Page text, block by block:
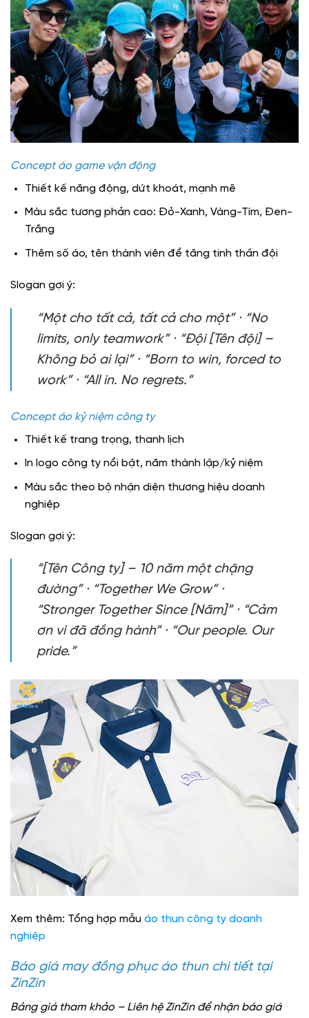
Concept áo game vận động
Thiết kế năng động, dứt khoát, mạnh mẽ
Màu sắc tương phản cao: Đỏ-Xanh, Vàng-Tím, Đen-
Trắng
Thêm số áo, tên thành viên để tăng tinh thần đội
Slogan gợi ý:
“Một cho tất cả, tất cả cho một” · “No
limits, only teamwork” · “Đội [Tên đội] –
Không bỏ ai lại” · “Born to win, forced to
work” · “All in. No regrets.”
Concept áo kỷ niệm công ty
Thiết kế trang trọng, thanh lịch
In logo công ty nổi bật, năm thành lập/kỷ niệm
Màu sắc theo bộ nhận diện thương hiệu doanh
nghiệp
Slogan gợi ý:
“[Tên Công ty] – 10 năm một chặng
đường” · “Together We Grow” ·
“Stronger Together Since [Năm]” · “Cảm
ơn vì đã đồng hành” · “Our people. Our
pride.”
Xem thêm: Tổng hợp mẫu áo thun công ty doanh
nghiệp
Báo giá may đồng phục áo thun chi tiết tại
ZinZin
Bảng giá tham khảo – Liên hệ ZinZin để nhận báo giá